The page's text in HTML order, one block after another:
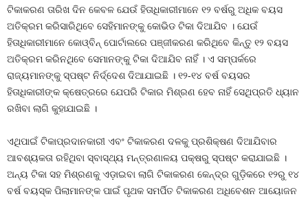
ଟିକାକରଣ ତାରିଖ ଦିନ କେବଳ ଯେଉଁ ହିତାଧିକାରୀମାନେ ୧୨ ବର୍ଷରୁ ଅଧିକ ବୟସ
ଅତିକ୍ରମ କରିସାରିଥିବେ ସେହିମାନଙ୍କୁ କୋଭିଡ ଟିକା ଦିଆଯିବ । ଯେଉଁ
ହିତାଧିକାରୀମାନେ କୋଓ୍ବିନ୍ ପୋର୍ଟାଲରେ ପଞ୍ଜୀକରଣ କରିଥିବେ କିନ୍ତୁ ୧୨ ବୟସ
ଅତିକ୍ରମ କରିନଥିବେ ସେମାନଙ୍କୁ ଟିକା ଦିଆଯିବ ନାହିଁ । ଏ ସମ୍ପର୍କରେ
ରାଜ୍ୟମାନଙ୍କୁ ସ୍ପଷ୍ଟ ନିର୍ଦ୍ଦେଶ ଦିଆଯାଇଛି । ୧୨-୧୪ ବର୍ଷ ବୟସର
ହିତାଧିକାରୀଙ୍କ କ୍ଷେତ୍ରରେ ଯେପରି ଟିକାର ମିଶ୍ରଣ ହେବ ନାହିଁ ସେଥିପ୍ରତି ଧ୍ୟାନ
ରଖିବା ଲାଗି କୁହାଯାଇଛି ।
ଏଥିପାଇଁ ଟିକାପ୍ରଦାନକାରୀ ଏବଂ ଟିକାକରଣ ଦଳକୁ ପ୍ରଶିକ୍ଷଣ ଦିଆଯିବାର
ଆବଶ୍ୟକତା ରହିଥିବା ସ୍ବାସ୍ଥ୍ୟ ମନ୍ତ୍ରଣାଳୟ ପକ୍ଷରୁ ସ୍ପଷ୍ଟ କରାଯାଇଛି ।
ଅନ୍ୟ ଟିକା ସହ ମିଶ୍ରଣକୁ ଏଡ଼ାଇବା ଲାଗି ଟିକାକରଣ କେନ୍ଦ୍ର ଗୁଡ଼ିକରେ ୧୨ରୁ ୧୪
ବର୍ଷ ବୟସ୍କ ପିଲାମାନଙ୍କ ପାଇଁ ପୃଥକ ସମର୍ପିତ ଟିକାକରଣ ଅଧିବେଶନ ଆୟୋଜନ